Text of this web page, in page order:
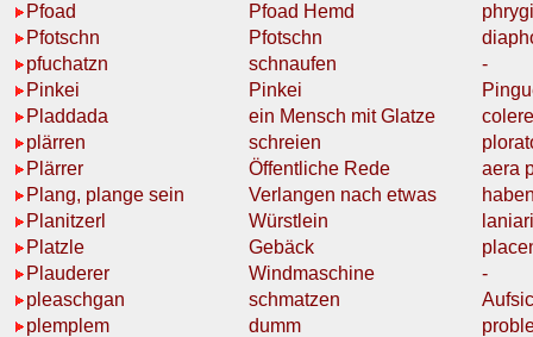
Pfoad
Pfoad Hemd
Pfotschn
Pfotschn
pfuchatzn
schnaufen
-
Pinkei
Pinkei
Pladdada
ein Mensch mitGlatze
plärren
schreien
Plärrer
Öffentliche Rede
aera
Plang, plange sein
Verlangen nach etwas
Planitzerl
Würstlein
Platzle
Gebäck
Plauderer
Windmaschine
-
pleaschgan
schmatzen
plemplem
dumm